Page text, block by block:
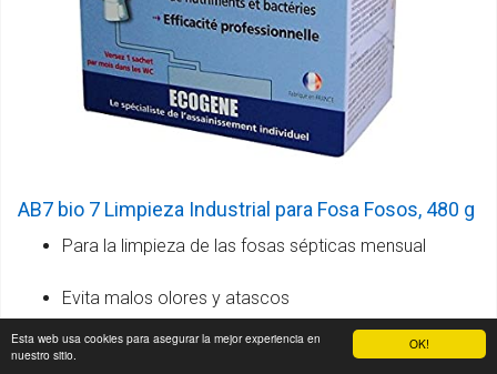
OK!
Esta web usa cookies para asegurar la mejor experiencia en
nuestro sitio.
AB7 bio 7 Limpieza Industrial para Fosa Fosos, 480 g
Para la limpieza de las fosas sépticas mensual
Evita malos olores y atascos
Protege el medio ambiente